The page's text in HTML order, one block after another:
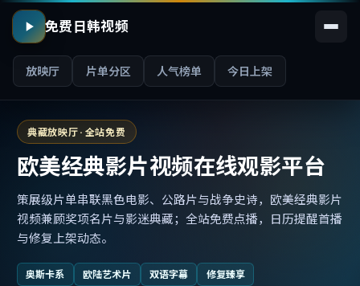
免费日韩视频
放映厅 片单分区 人气榜单 今日上架
典藏放映厅 · 全站免费
欧美经典影片视频在线观影平台
策展级片单串联黑色电影、公路片与战争史诗，欧美经典影片
视频兼顾奖项名片与影迷典藏；全站免费点播，日历提醒首播
与修复上架动态。
奥斯卡系 欧陆艺术片 双语字幕 修复臻享